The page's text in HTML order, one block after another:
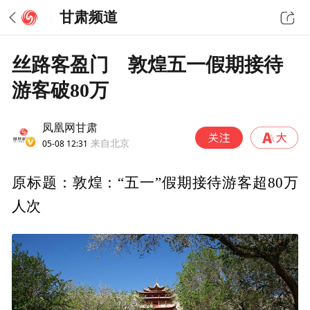
甘肃频道
丝路客盈门 敦煌五一假期接待
游客破80万
凤凰网甘肃
05-08 12:31 来自北京
原标题：敦煌：“五一”假期接待游客超80万
人次